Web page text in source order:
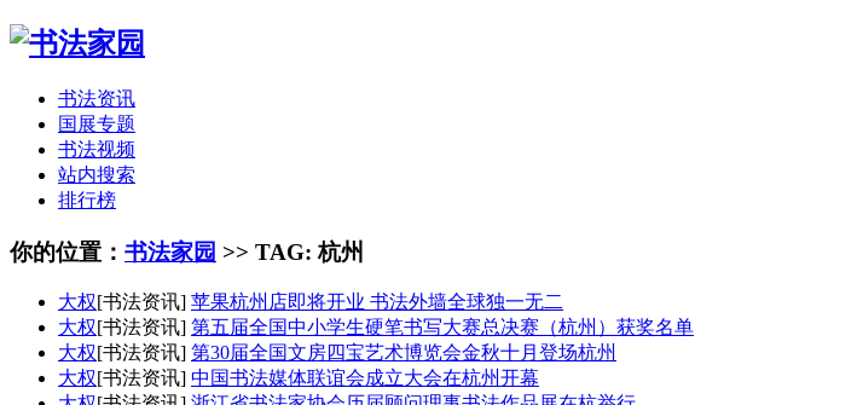
书法资讯
国展专题
书法视频
站内搜索
排行榜
你的位置： 书法家园 >> TAG: 杭州
大权[书法资讯] 苹果杭州店即将开业 书法外墙全球独一无二
大权[书法资讯] 第五届全国中小学生硬笔书写大赛总决赛（杭州）获奖名单
大权[书法资讯] 第30届全国文房四宝艺术博览会金秋十月登场杭州
大权[书法资讯] 中国书法媒体联谊会成立大会在杭州开幕